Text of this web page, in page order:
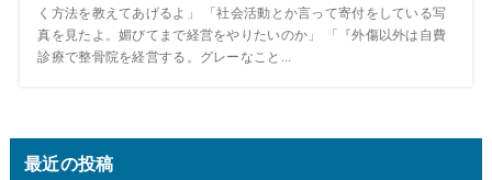
く方法を教えてあげるよ」 「社会活動とか言って寄付をしている写
真を見たよ。媚びてまで経営をやりたいのか」 「『外傷以外は自費
診療で整骨院を経営する。グレーなこと...
最近の投稿